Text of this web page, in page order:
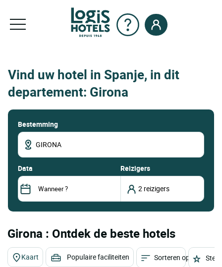
Vind uw hotel in Spanje, in dit
departement: Girona
Bestemming
data Reizigers
Girona : Ontdek de beste hotels
Kaart Populaire faciliteiten Sorteren op